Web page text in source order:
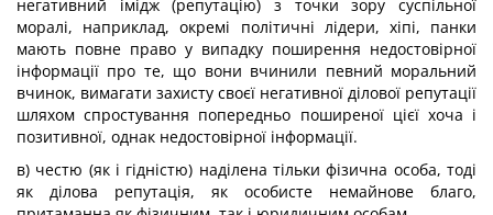
негативний імідж (репутацію) з точки зору суспільної
моралі, наприклад, окремі політичні лідери, хіпі, панки
мають повне право у випадку поширення недостовірної
інформації про те, що вони вчинили певний моральний
вчинок, вимагати захисту своєї негативної ділової репутації
шляхом спростування попередньо поширеної цієї хоча і
позитивної, однак недостовірної інформації.
в) честю (як і гідністю) наділена тільки фізична особа, тоді
як ділова репутація, як особисте немайнове благо,